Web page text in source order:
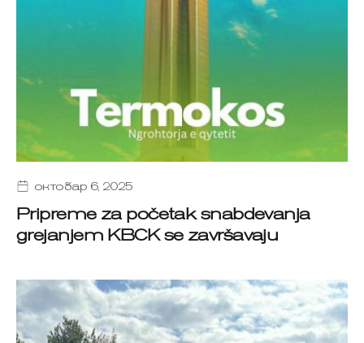
октобар 6, 2025
Pripreme za početak snabdevanja
grejanjem KBCK se završavaju